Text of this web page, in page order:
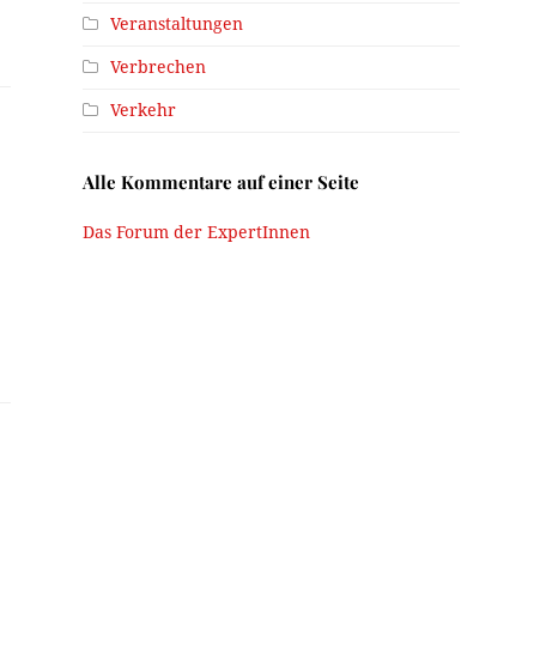
Veranstaltungen
Verbrechen
Verkehr
Alle Kommentare auf einer Seite
Das Forum der ExpertInnen